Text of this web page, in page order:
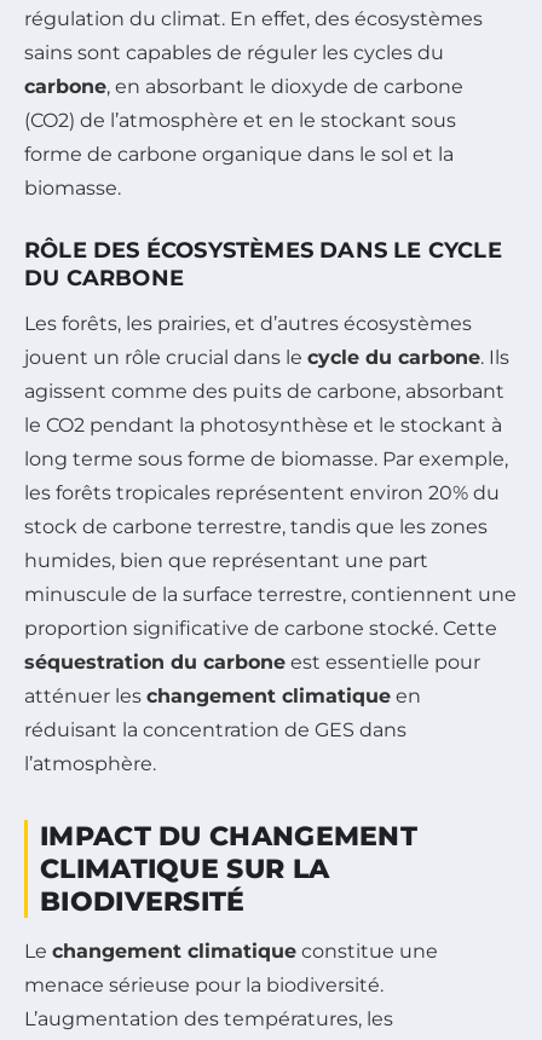
régulation du climat. En effet, des écosystèmes
sains sont capables de réguler les cycles du
carbone, en absorbant le dioxyde de carbone
(CO2) de l’atmosphère et en le stockant sous
forme de carbone organique dans le sol et la
biomasse.
RÔLE DES ÉCOSYSTÈMES DANS LE CYCLE
DU CARBONE
Les forêts, les prairies, et d’autres écosystèmes
jouent un rôle crucial dans le cycle du carbone. Ils
agissent comme des puits de carbone, absorbant
le CO2 pendant la photosynthèse et le stockant à
long terme sous forme de biomasse. Par exemple,
les forêts tropicales représentent environ 20% du
stock de carbone terrestre, tandis que les zones
humides, bien que représentant une part
minuscule de la surface terrestre, contiennent une
proportion significative de carbone stocké. Cette
séquestration du carbone est essentielle pour
atténuer les changement climatique en
réduisant la concentration de GES dans
l’atmosphère.
IMPACT DU CHANGEMENT
CLIMATIQUE SUR LA
BIODIVERSITÉ
Le changement climatique constitue une
menace sérieuse pour la biodiversité.
L’augmentation des températures, les